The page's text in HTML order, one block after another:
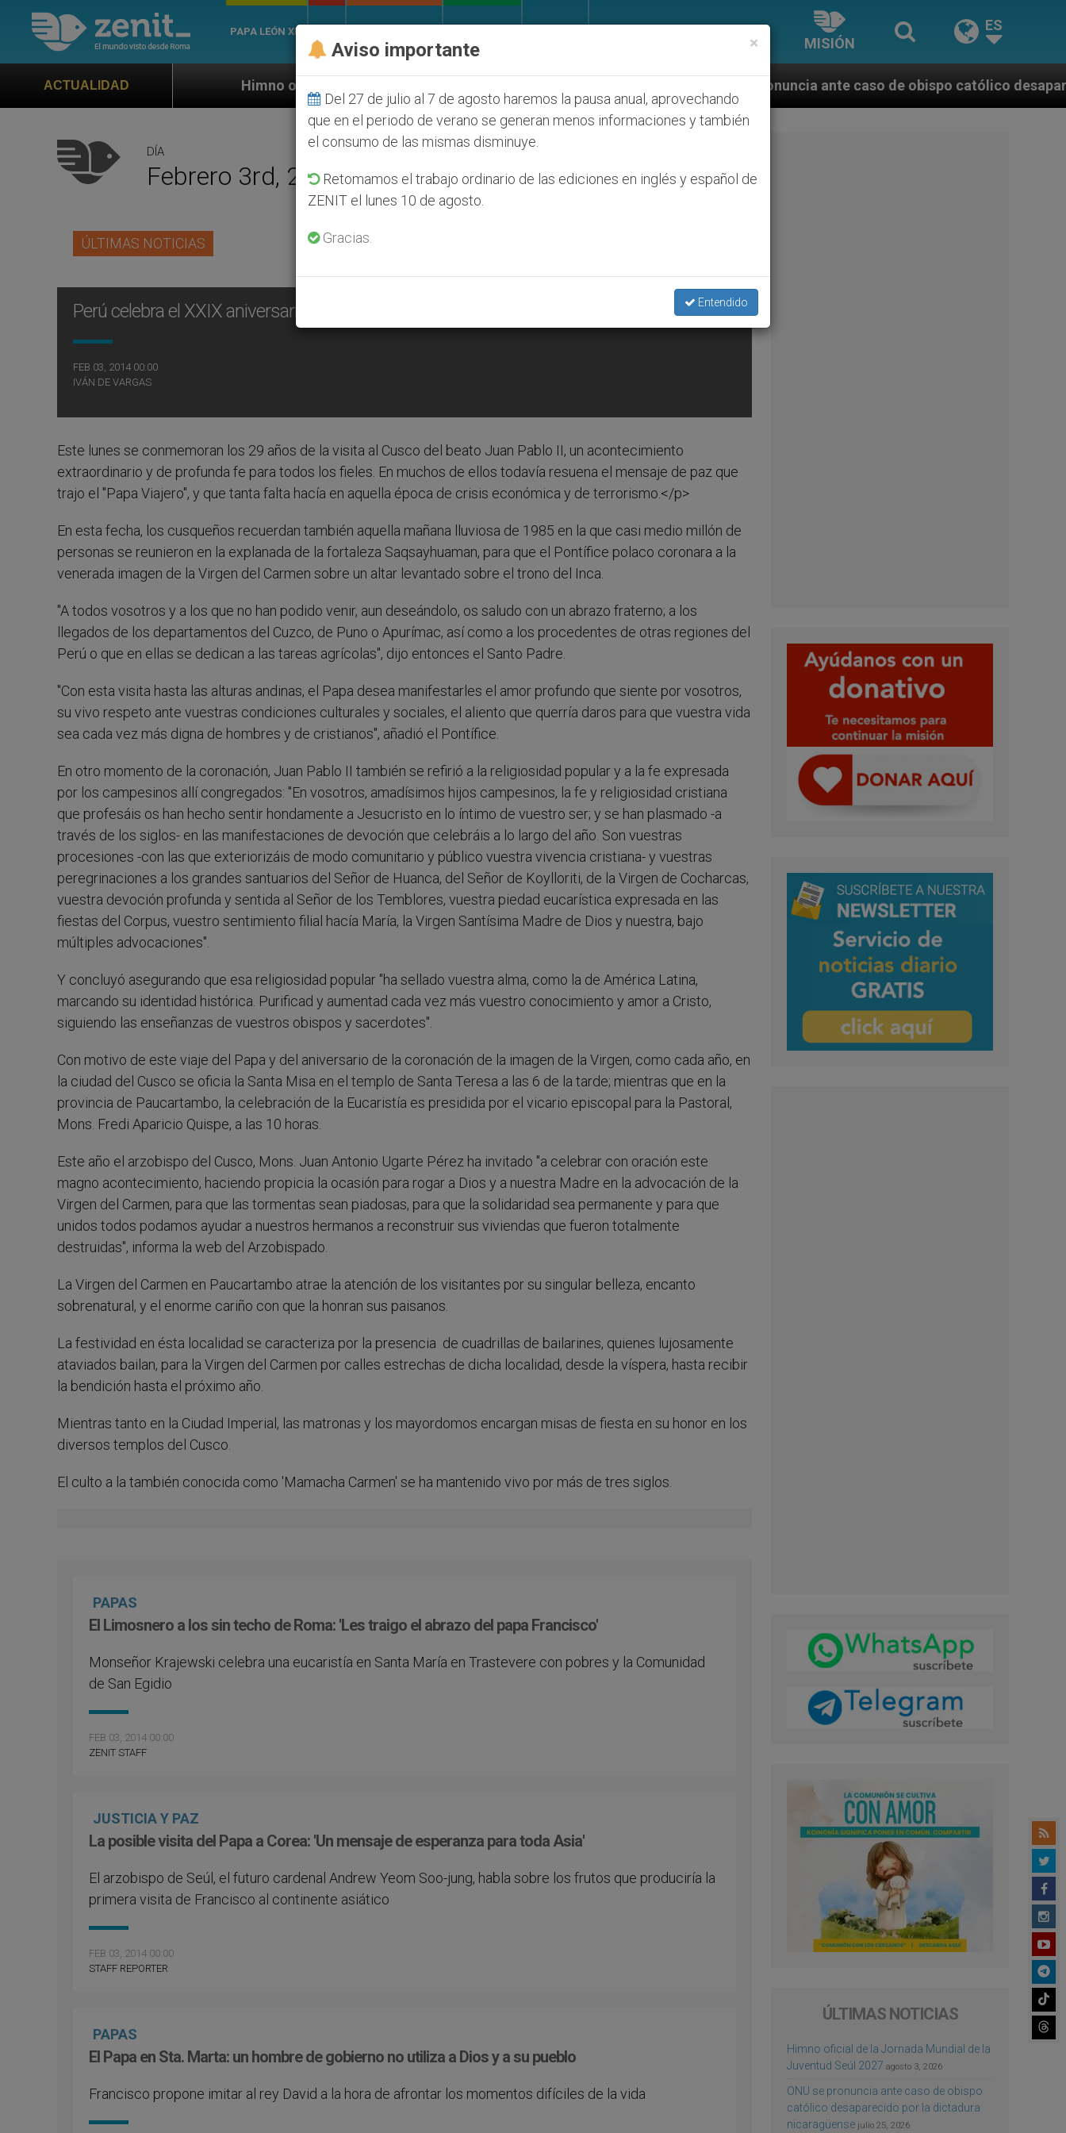
PAPA LEÓN XIV
MISIÓN
ES
ACTUALIDADHimno oficial de la Jornada Mundial de la Juventud Seúl 2027 ONU se pronuncia ante caso de obispo católico desaparecido por la
DÍA
Febrero 3rd, 2014
ÚLTIMAS NOTICIAS
Perú celebra el XXIX aniversario de la visita de Juan Pablo II al Cusco
FEB 03, 2014 00:00
IVÁN DE VARGAS
Este lunes se conmemoran los 29 años de la visita al Cusco del beato Juan Pablo II, un acontecimiento
extraordinario y de profunda fe para todos los fieles. En muchos de ellos todavía resuena el mensaje de paz que
trajo el "Papa Viajero", y que tanta falta hacía en aquella época de crisis económica y de terrorismo.</p>
En esta fecha, los cusqueños recuerdan también aquella mañana lluviosa de 1985 en la que casi medio millón de
personas se reunieron en la explanada de la fortaleza Saqsayhuaman, para que el Pontífice polaco coronara a la
venerada imagen de la Virgen del Carmen sobre un altar levantado sobre el trono del Inca.
"A todos vosotros y a los que no han podido venir, aun deseándolo, os saludo con un abrazo fraterno; a los
llegados de los departamentos del Cuzco, de Puno o Apurímac, así como a los procedentes de otras regiones del
Perú o que en ellas se dedican a las tareas agrícolas", dijo entonces el Santo Padre.
"Con esta visita hasta las alturas andinas, el Papa desea manifestarles el amor profundo que siente por vosotros,
su vivo respeto ante vuestras condiciones culturales y sociales, el aliento que querría daros para que vuestra vida
sea cada vez más digna de hombres y de cristianos", añadió el Pontífice.
En otro momento de la coronación, Juan Pablo II también se refirió a la religiosidad popular y a la fe expresada
por los campesinos allí congregados: "En vosotros, amadísimos hijos campesinos, la fe y religiosidad cristiana
que profesáis os han hecho sentir hondamente a Jesucristo en lo íntimo de vuestro ser; y se han plasmado -a
través de los siglos- en las manifestaciones de devoción que celebráis a lo largo del año. Son vuestras
procesiones -con las que exteriorizáis de modo comunitario y público vuestra vivencia cristiana- y vuestras
peregrinaciones a los grandes santuarios del Señor de Huanca, del Señor de Koylloriti, de la Virgen de Cocharcas,
vuestra devoción profunda y sentida al Señor de los Temblores, vuestra piedad eucarística expresada en las
fiestas del Corpus, vuestro sentimiento filial hacía María, la Virgen Santísima Madre de Dios y nuestra, bajo
múltiples advocaciones".
Y concluyó asegurando que esa religiosidad popular "ha sellado vuestra alma, como la de América Latina,
marcando su identidad histórica. Purificad y aumentad cada vez más vuestro conocimiento y amor a Cristo,
siguiendo las enseñanzas de vuestros obispos y sacerdotes".
Con motivo de este viaje del Papa y del aniversario de la coronación de la imagen de la Virgen, como cada año, en
la ciudad del Cusco se oficia la Santa Misa en el templo de Santa Teresa a las 6 de la tarde; mientras que en la
provincia de Paucartambo, la celebración de la Eucaristía es presidida por el vicario episcopal para la Pastoral,
Mons. Fredi Aparicio Quispe, a las 10 horas.
Este año el arzobispo del Cusco, Mons. Juan Antonio Ugarte Pérez ha invitado "a celebrar con oración este
magno acontecimiento, haciendo propicia la ocasión para rogar a Dios y a nuestra Madre en la advocación de la
Virgen del Carmen, para que las tormentas sean piadosas, para que la solidaridad sea permanente y para que
unidos todos podamos ayudar a nuestros hermanos a reconstruir sus viviendas que fueron totalmente
destruidas", informa la web del Arzobispado.
La Virgen del Carmen en Paucartambo atrae la atención de los visitantes por su singular belleza, encanto
sobrenatural, y el enorme cariño con que la honran sus paisanos.
La festividad en ésta localidad se caracteriza por la presencia de cuadrillas de bailarines, quienes lujosamente
ataviados bailan, para la Virgen del Carmen por calles estrechas de dicha localidad, desde la víspera, hasta recibir
la bendición hasta el próximo año.
Mientras tanto en la Ciudad Imperial, las matronas y los mayordomos encargan misas de fiesta en su honor en los
diversos templos del Cusco.
El culto a la también conocida como 'Mamacha Carmen' se ha mantenido vivo por más de tres siglos.
PAPAS
El Limosnero a los sin techo de Roma: 'Les traigo el abrazo del papa Francisco'
Monseñor Krajewski celebra una eucaristí­a en Santa María en Trastevere con pobres y la Comunidad
de San Egidio
FEB 03, 2014 00:00
ZENIT STAFF
JUSTICIA Y PAZ
La posible visita del Papa a Corea: 'Un mensaje de esperanza para toda Asia'
El arzobispo de Seúl, el futuro cardenal Andrew Yeom Soo-jung, habla sobre los frutos que producirí­a la
primera visita de Francisco al continente asiático
FEB 03, 2014 00:00
STAFF REPORTER
PAPAS
El Papa en Sta. Marta: un hombre de gobierno no utiliza a Dios y a su pueblo
Francisco propone imitar al rey David a la hora de afrontar los momentos difíciles de la vida
ÚLTIMAS NOTICIAS
Himno oficial de la Jornada Mundial de la
Juventud Seúl 2027 agosto 3, 2026
ONU se pronuncia ante caso de obispo
católico desaparecido por la dictadura
nicaragüense julio 25, 2026
×
Aviso importante
Del 27 de julio al 7 de agosto haremos la pausa anual, aprovechando
que en el periodo de verano se generan menos informaciones y también
el consumo de las mismas disminuye.
Retomamos el trabajo ordinario de las ediciones en inglés y español de
ZENIT el lunes 10 de agosto.
Gracias.
Entendido